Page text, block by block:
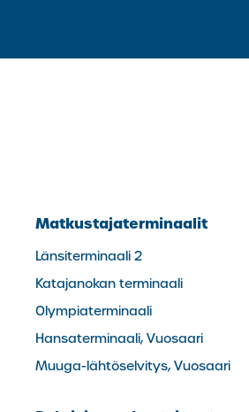
Matkustajaterminaalit
Länsiterminaali 2
Katajanokan terminaali
Olympiaterminaali
Hansaterminaali, Vuosaari
Muuga-lähtöselvitys, Vuosaari